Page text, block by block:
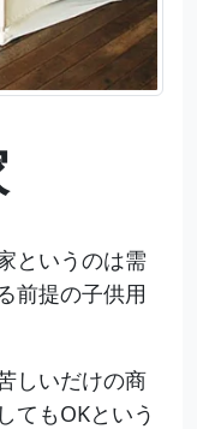
というのは需
前提の子供用
しいだけの商
てもOKという